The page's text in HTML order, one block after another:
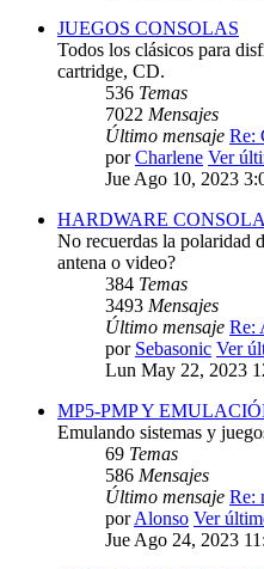
JUEGOS CONSOLAS
Todos los clásicos para
cartridge, CD.
536 Temas
7022 Mensajes
Último mensaje Re:
porCharlene Ver
Jue Ago 10, 2023
HARDWARE
No recuerdas la polaridad
antena o video?
384 Temas
3493 Mensajes
Último mensaje Re:
por Sebasonic Ver
Lun May 22, 2023
MP5-PMP Y
Emulando sistemas y
69 Temas
586 Mensajes
Último mensaje Re:
porAlonso Ver
Jue Ago 24, 2023